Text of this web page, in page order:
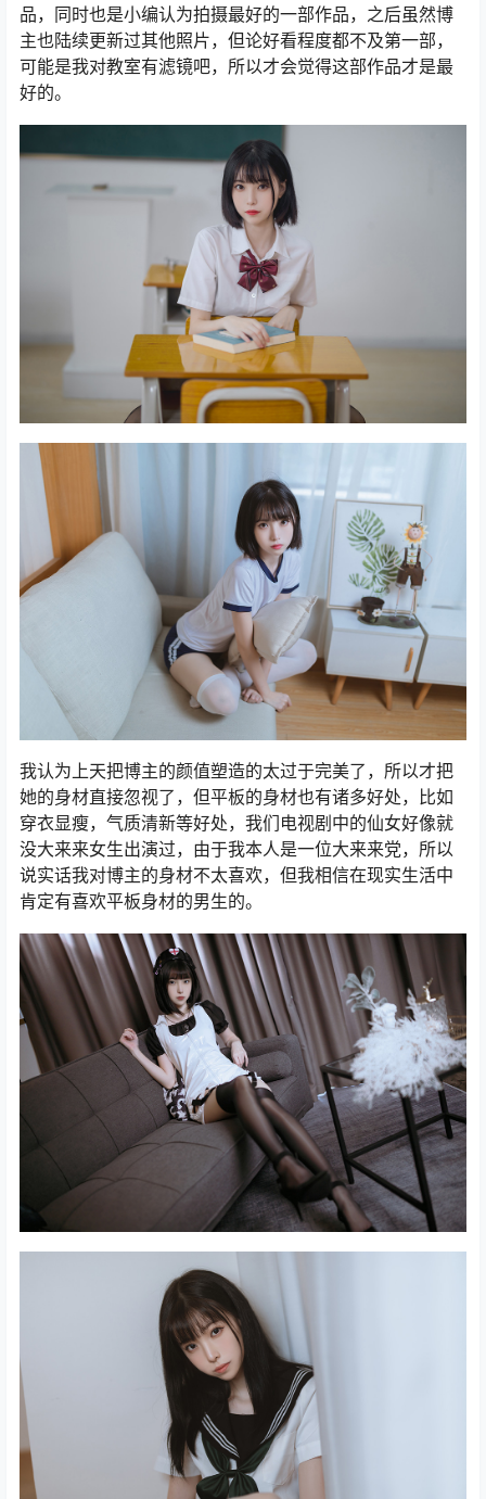
品，同时也是小编认为拍摄最好的一部作品，之后虽然博
主也陆续更新过其他照片，但论好看程度都不及第一部，
可能是我对教室有滤镜吧，所以才会觉得这部作品才是最
好的。
我认为上天把博主的颜值塑造的太过于完美了，所以才把
她的身材直接忽视了，但平板的身材也有诸多好处，比如
穿衣显瘦，气质清新等好处，我们电视剧中的仙女好像就
没大来来女生出演过，由于我本人是一位大来来党，所以
说实话我对博主的身材不太喜欢，但我相信在现实生活中
肯定有喜欢平板身材的男生的。